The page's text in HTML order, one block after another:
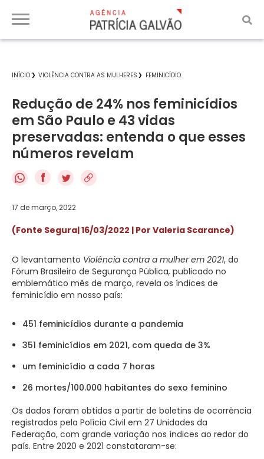
INÍCIO VIOLÊNCIA CONTRA AS MULHERES FEMINICÍDIO
Redução de 24% nos feminicídios
em São Paulo e 43 vidas
preservadas: entenda o que esses
números revelam
f
17 de março, 2022
(Fonte Segura| 16/03/2022 | Por Valeria Scarance)
O levantamento Violência contra a mulher em 2021, do
Fórum Brasileiro de Segurança Pública, publicado no
emblemático mês de março, revela os índices de
feminicídio em nosso país:
451 feminicídios durante a pandemia
351 feminicídios em 2021, com queda de 3%
um feminicídio a cada 7 horas
26 mortes/100.000 habitantes do sexo feminino
Os dados foram obtidos a partir de boletins de ocorrência
registrados pela Polícia Civil em 27 Unidades da
Federação, com grande variação nos índices ao redor do
país. Entre 2020 e 2021 constataram-se: